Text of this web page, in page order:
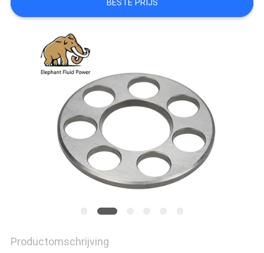
BESTE PRIJS
Productomschrijving